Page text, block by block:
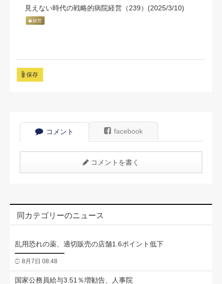
見えない時代の戦略的病院経営（239）(2025/3/10)
経営
保存
コメント facebook
コメントを書く
同カテゴリーのニュース
乱用恐れの薬、適切販売の店舗1.6ポイント低下
8月7日 08:48
国家公務員給与3.51％増勧告、人事院